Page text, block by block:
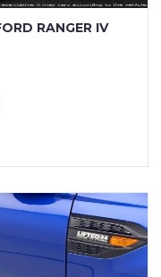
RANGER IV